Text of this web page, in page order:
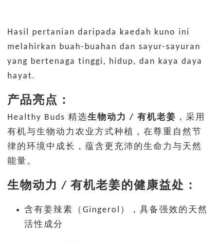
Hasil pertanian daripada kaedah kuno ini
melahirkan buah-buahan dan sayur-sayuran
yang bertenaga tinggi, hidup, dan kaya daya
hayat.
产品亮点：
Healthy Buds 精选生物动力 / 有机老姜 ，采用
有机与生物动力农业方式种植，在尊重自然节
律的环境中成长，蕴含更充沛的生命力与天然
能量。
生物动力 / 有机老姜的健康益处：
含有姜辣素（Gingerol），具备强效的天然
活性成分